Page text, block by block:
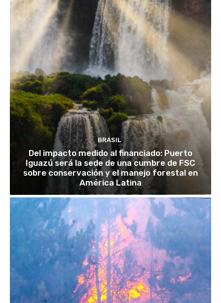
BRASIL
Del impacto medido al financiado: Puerto
Iguazú será la sede de una cumbre de FSC
sobre conservación y el manejo forestal en
América Latina